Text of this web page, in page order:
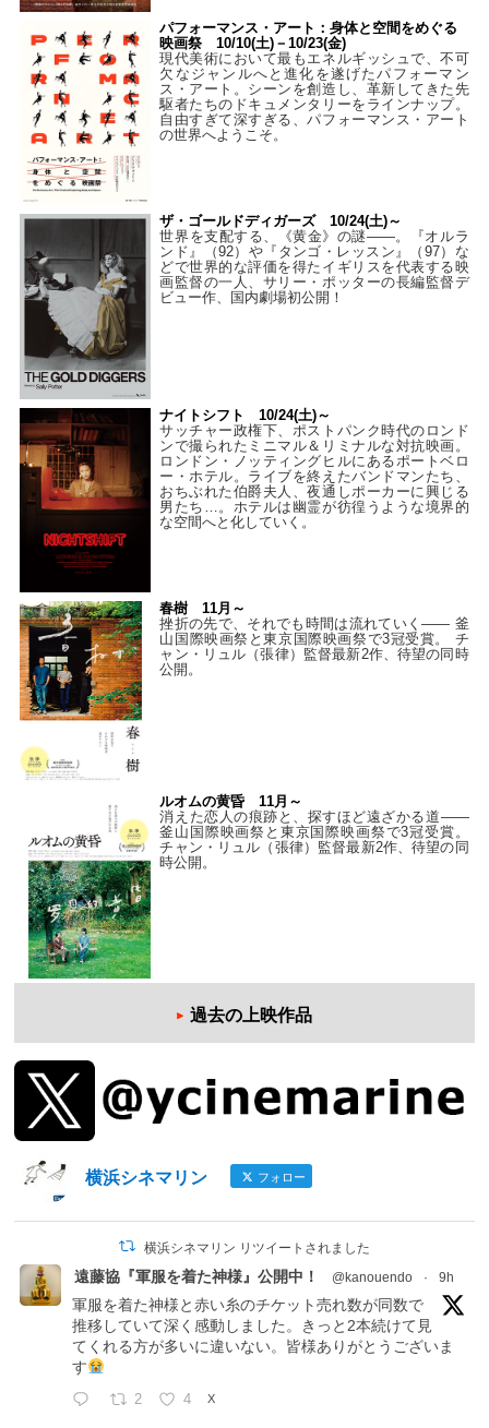
パフォーマンス・アート：身体と空間をめぐる
映画祭 10/10(土)－10/23(金)
現代美術において最もエネルギッシュで、不可
欠なジャンルへと進化を遂げたパフォーマン
ス・アート。シーンを創造し、革新してきた先
駆者たちのドキュメンタリーをラインナップ。
自由すぎて深すぎる、パフォーマンス・アート
の世界へようこそ。
ザ・ゴールドディガーズ 10/24(土)～
世界を支配する、《黄金》の謎――。『オルラ
ンド』（92）や『タンゴ・レッスン』（97）な
どで世界的な評価を得たイギリスを代表する映
画監督の一人、サリー・ポッターの長編監督デ
ビュー作、国内劇場初公開！
ナイトシフト 10/24(土)～
サッチャー政権下、ポストパンク時代のロンド
ンで撮られたミニマル＆リミナルな対抗映画。
ロンドン・ノッティングヒルにあるポートベロ
ー・ホテル。ライブを終えたバンドマンたち、
おちぶれた伯爵夫人、夜通しポーカーに興じる
男たち…。ホテルは幽霊が彷徨うような境界的
な空間へと化していく。
春樹 11月～
挫折の先で、それでも時間は流れていく—— 釜
山国際映画祭と東京国際映画祭で3冠受賞。 チ
ャン・リュル（張律）監督最新2作、待望の同時
公開。
ルオムの黄昏 11月～
消えた恋人の痕跡と、探すほど遠ざかる道——
釜山国際映画祭と東京国際映画祭で3冠受賞。
チャン・リュル（張律）監督最新2作、待望の同
時公開。
過去の上映作品
横浜シネマリン フォロー
横浜シネマリン リツイートされました
遠藤協『軍服を着た神様』公開中！ @kanouendo · 9h
軍服を着た神様と赤い糸のチケット売れ数が同数で
推移していて深く感動しました。きっと2本続けて見
てくれる方が多いに違いない。皆様ありがとうございま
す
2 4 X